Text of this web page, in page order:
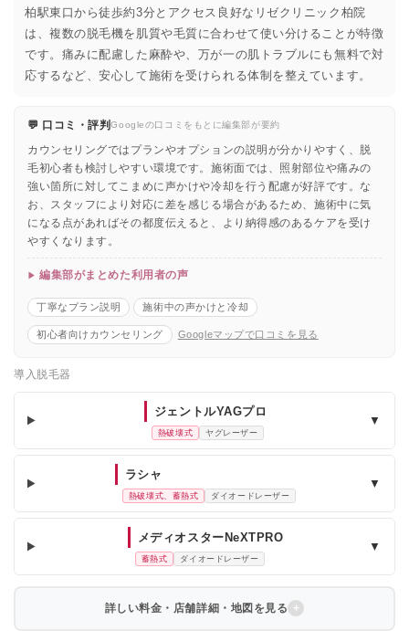
柏駅東口から徒歩約3分とアクセス良好なリゼクリニック柏院
は、複数の脱毛機を肌質や毛質に合わせて使い分けることが特徴
です。痛みに配慮した麻酔や、万が一の肌トラブルにも無料で対
応するなど、安心して施術を受けられる体制を整えています。
💬 口コミ・評判Googleの口コミをもとに編集部が要約
カウンセリングではプランやオプションの説明が分かりやすく、脱
毛初心者も検討しやすい環境です。施術面では、照射部位や痛みの
強い箇所に対してこまめに声かけや冷却を行う配慮が好評です。な
お、スタッフにより対応に差を感じる場合があるため、施術中に気
になる点があればその都度伝えると、より納得感のあるケアを受け
やすくなります。
編集部がまとめた利用者の声
丁寧なプラン説明 施術中の声かけと冷却
初心者向けカウンセリング Googleマップで口コミを見る
導入脱毛器
ジェントルYAGプロ
熱破壊式 ヤグレーザー
▼
ラシャ
熱破壊式、蓄熱式 ダイオードレーザー
▼
メディオスターNeXTPRO
蓄熱式 ダイオードレーザー
▼
詳しい料金・店舗詳細・地図を見る